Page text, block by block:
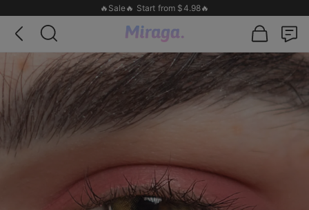
🔥Sale🔥 Start from $4.98🔥